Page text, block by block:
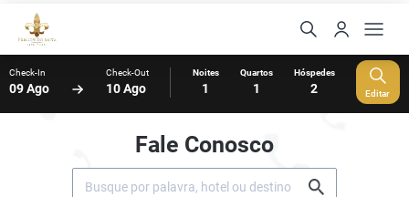
Check-In
09 Ago
Check-Out
10 Ago
Noites
1
Quartos
1
Hóspedes
2 Editar
Fale Conosco